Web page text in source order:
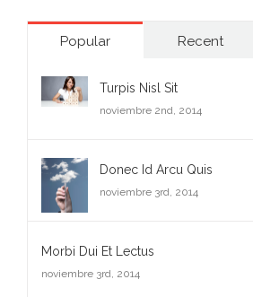
Popular Recent
Turpis Nisl Sit
noviembre 2nd, 2014
Donec Id Arcu Quis
noviembre 3rd, 2014
Morbi Dui Et Lectus
noviembre 3rd, 2014